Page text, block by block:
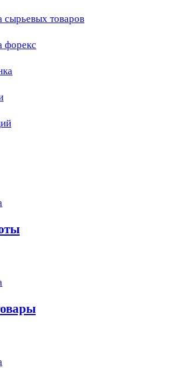
сырьевых товаров
форекс